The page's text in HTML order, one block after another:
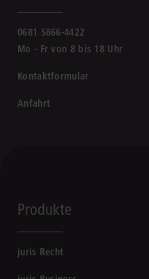
0681 5866-4422
Mo - Fr von 8 bis 18 Uhr
Kontaktformular
Anfahrt
Produkte
juris Recht